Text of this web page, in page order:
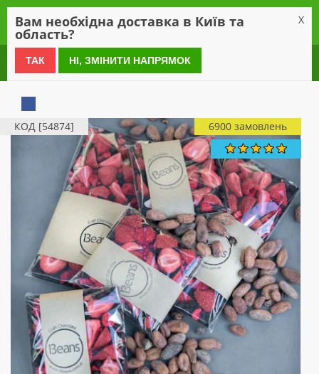
0 800 21 54 55
КОД [54874] 6900 замовлень
Вам необхідна доставка в Київ та
область?
X
ТАК НІ, ЗМІНИТИ НАПРЯМОК